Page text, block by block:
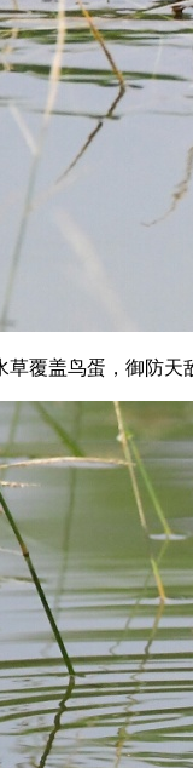
覆盖鸟蛋，御防天